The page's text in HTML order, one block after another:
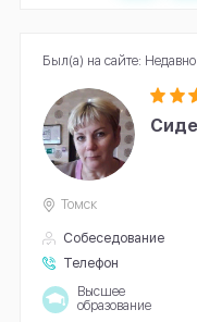
Собеседование
Телефон
Томск
Высшее
образование
Был(а) на сайте: Недавно